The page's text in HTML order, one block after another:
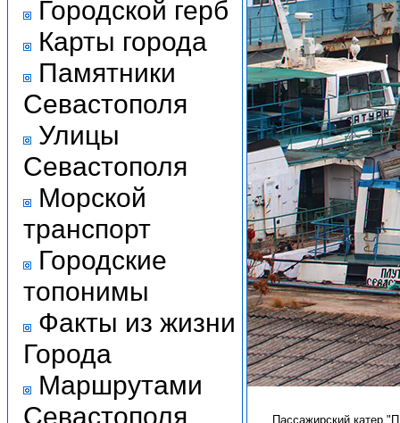
Городской герб
Карты города
Памятники
Севастополя
Улицы
Севастополя
Морской
транспорт
Городские
топонимы
Факты из жизни
Города
Маршрутами
Севастополя
Пассажирский катер